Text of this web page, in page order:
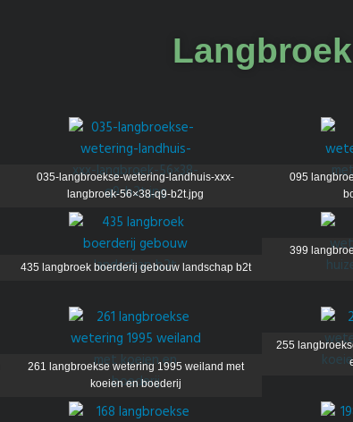
Langbroek
035-langbroekse-wetering-landhuis-xxx-
langbroek-56×38-q9-b2t.jpg
095
435 langbroek boerderij gebouw landschap b2t
399
261 langbroekse wetering 1995 weiland met
koeien en boederij
255